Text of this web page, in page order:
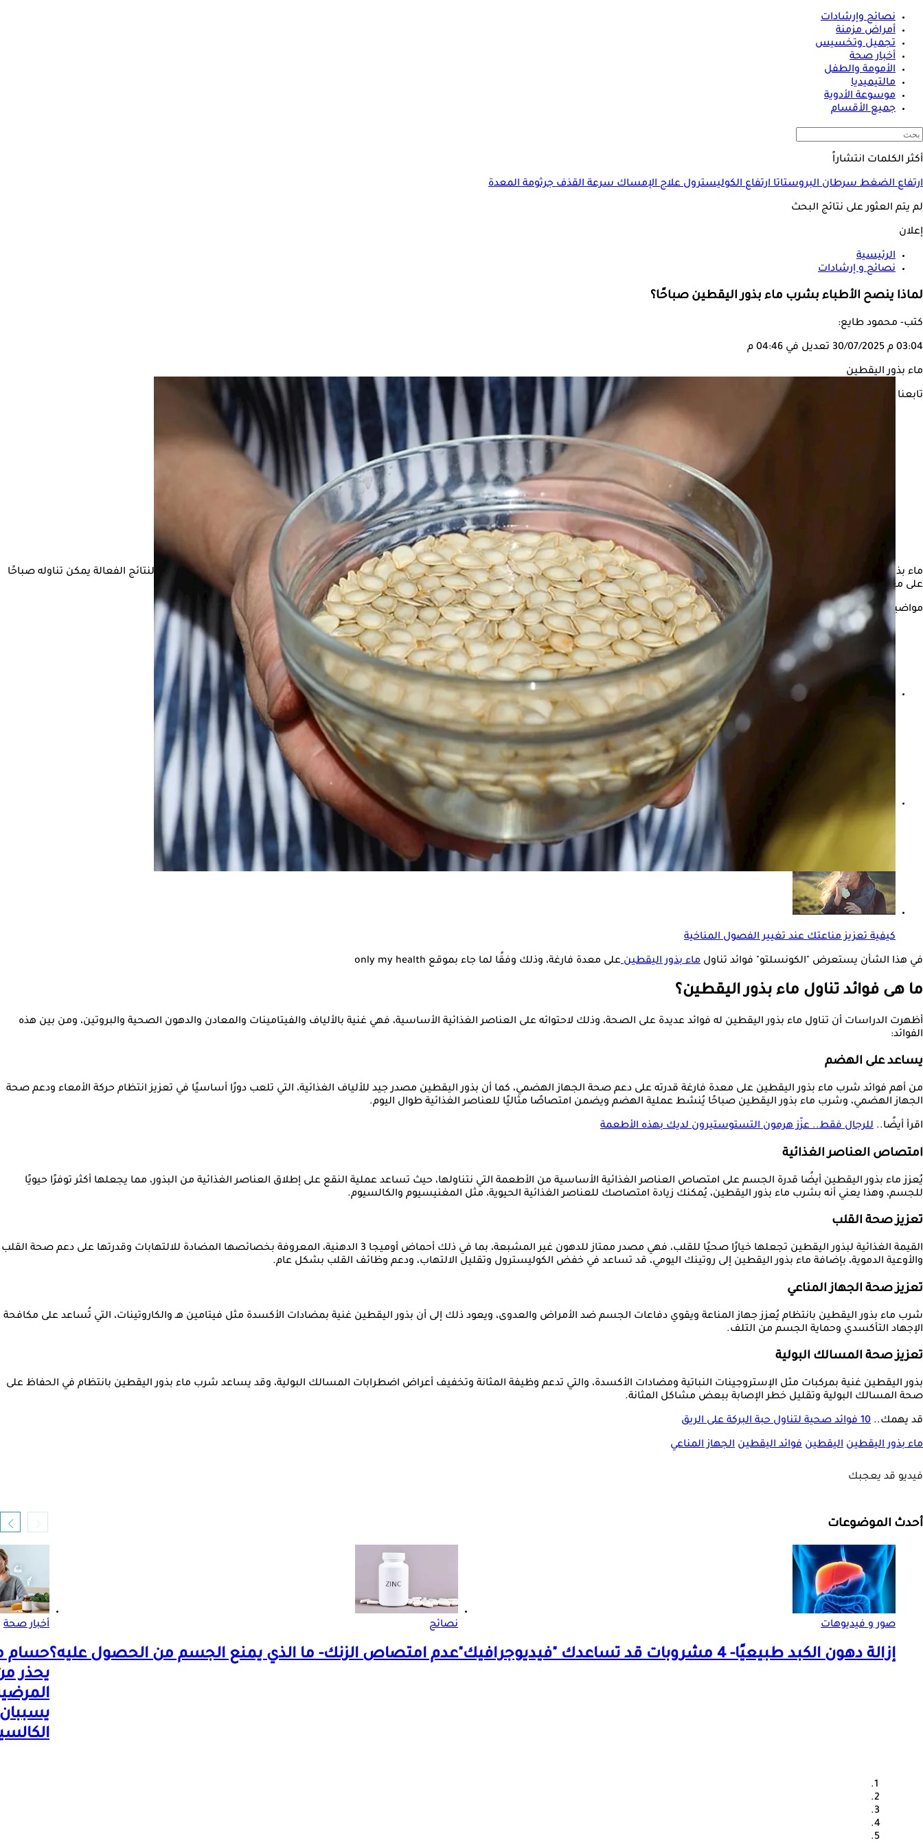
نصائح وإرشادات
أمراض مزمنة
تجميل وتخسيس
أخبار صحة
الأمومة والطفل
مالتيميديا
موسوعة الأدوية
جميع الأقسام
أكثر الكلمات انتشاراً
ارتفاع الضغطسرطان البروستاتاارتفاع الكوليسترولعلاج الإمساكسرعة القذفجرثومة المعدة
لم يتم العثور على نتائج البحث
إعلان
الرئيسية
نصائح و إرشادات
لماذا ينصح الأطباء بشرب ماء بذور اليقطين صباحًا؟
كتب- محمود طايع:
03:04 م 30/07/2025 تعديل في 04:46 م
ماء بذور اليقطين
تابعنا على
ماء بذور
هو مشروب يتم تحضيره من خلال نقع بذور ثمرة اليقطين في الماء لعدة ساعات، ويمكن لهذه الطريقة أن تزيد من الفوائد الصحية للجسم، و للحصول على النتائج الفعالة يمكن تناوله صباحًا
على معدة فارغة.
مواضيع ذات صلة
ماذا يحدث للجسم في حالة النوم أقل من 6 ساعات بشكل يومي؟
فرط نشاط الجهاز المناعي.. استشاري يكشف الأسباب وأبرز علاماته
كيفية تعزيز مناعتك عند تغيير الفصول المناخية
في هذا الشأن يستعرض "الكونسلتو" فوائد تناول ماء بذور اليقطينعلى معدة فارغة، وذلك وفقًا لما جاء بموقع only my health
ما هى فوائد تناول ماء بذور اليقطين؟
أظهرت الدراسات أن تناول ماء بذور اليقطين له فوائد عديدة على الصحة، وذلك لاحتوائه على العناصر الغذائية الأساسية، فهي غنية بالألياف والفيتامينات والمعادن والدهون الصحية والبروتين، ومن بين هذه
الفوائد:
يساعد على الهضم
من أهم فوائد شرب ماء بذور اليقطين على معدة فارغة قدرته على دعم صحة الجهاز الهضمي، كما أن بذور اليقطين مصدر جيد للألياف الغذائية، التي تلعب دورًا أساسيًا في تعزيز انتظام حركة الأمعاء ودعم صحة
الجهاز الهضمي، وشرب ماء بذور اليقطين صباحًا يُنشط عملية الهضم ويضمن امتصاصًا مثاليًا للعناصر الغذائية طوال اليوم.
اقرأ أيضًا.. للرجال فقط.. عزّز هرمون التستوستيرون لديك بهذه الأطعمة
امتصاص العناصر الغذائية
يُعزز ماء بذور اليقطين أيضًا قدرة الجسم على امتصاص العناصر الغذائية الأساسية من الأطعمة التي نتناولها، حيث تساعد عملية النقع على إطلاق العناصر الغذائية من البذور، مما يجعلها أكثر توفرًا حيويًا
للجسم، وهذا يعني أنه بشرب ماء بذور اليقطين، يُمكنك زيادة امتصاصك للعناصر الغذائية الحيوية، مثل المغنيسيوم والكالسيوم.
تعزيز صحة القلب
القيمة الغذائية لبذور اليقطين تجعلها خيارًا صحيًا للقلب، فهي مصدر ممتاز للدهون غير المشبعة، بما في ذلك أحماض أوميجا 3 الدهنية، المعروفة بخصائصها المضادة للالتهابات وقدرتها على دعم صحة القلب
والأوعية الدموية، بإضافة ماء بذور اليقطين إلى روتينك اليومي، قد تساعد في خفض الكوليسترول وتقليل الالتهاب، ودعم وظائف القلب بشكل عام.
تعزيز صحة الجهاز المناعي
شرب ماء بذور اليقطين بانتظام يُعزز جهاز المناعة ويقوي دفاعات الجسم ضد الأمراض والعدوى، ويعود ذلك إلى أن بذور اليقطين غنية بمضادات الأكسدة مثل فيتامين هـ والكاروتينات، التي تُساعد على مكافحة
الإجهاد التأكسدي وحماية الجسم من التلف.
تعزيز صحة المسالك البولية
بذور اليقطين غنية بمركبات مثل الإستروجينات النباتية ومضادات الأكسدة، والتي تدعم وظيفة المثانة وتخفيف أعراض اضطرابات المسالك البولية، وقد يساعد شرب ماء بذور اليقطين بانتظام في الحفاظ على
صحة المسالك البولية وتقليل خطر الإصابة ببعض مشاكل المثانة.
قد يهمك.. 10 فوائد صحية لتناول حبة البركة على الريق
ماء بذور اليقطين اليقطين فوائد اليقطين الجهاز المناعي
فيديو قد يعجبك
أحدث الموضوعات
صور و فيديوهات
إزالة دهون الكبد طبيعيًا- 4 مشروبات قد تساعدك "فيديوجرافيك"
نصائح
عدم امتصاص الزنك- ما الذي يمنع الجسم من الحصول عليه؟
أخبار صحة
حسام
يحذر